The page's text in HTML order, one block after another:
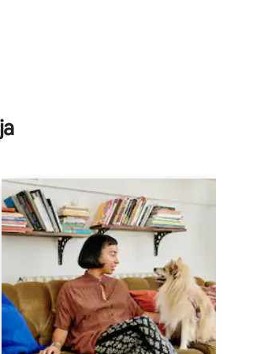
wa 4.98 kati ya 5, tathmini 136